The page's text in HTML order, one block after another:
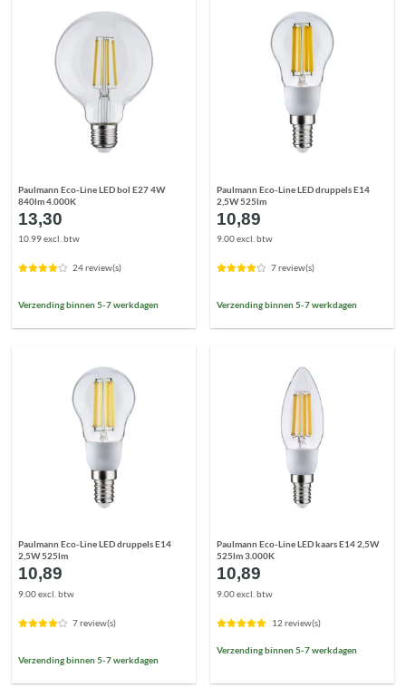
Paulmann Eco-Line LED bol E27 4W
840lm 4.000K
13,30
10.99 excl. btw
24 review(s)
Verzending binnen 5-7 werkdagen
Paulmann Eco-Line LED druppels E14
2,5W 525lm
10,89
9.00 excl. btw
7 review(s)
Verzending binnen 5-7 werkdagen
Paulmann Eco-Line LED druppels E14
2,5W 525lm
10,89
9.00 excl. btw
7 review(s)
Verzending binnen 5-7 werkdagen
Paulmann Eco-Line LED kaars E14 2,5W
525lm 3.000K
10,89
9.00 excl. btw
12 review(s)
Verzending binnen 5-7 werkdagen